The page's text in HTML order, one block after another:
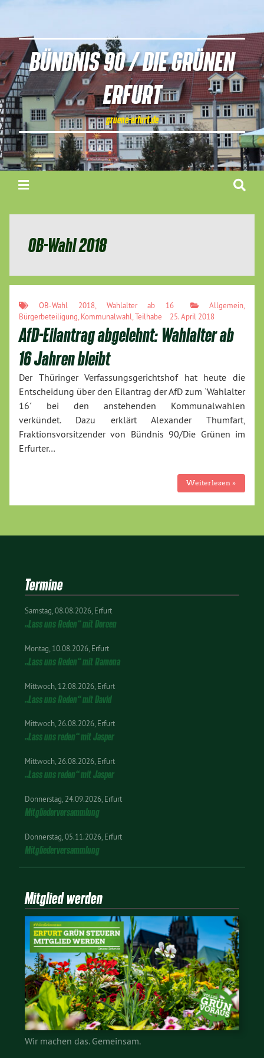
BÜNDNIS 90 / DIE GRÜNEN
ERFURT
gruene-erfurt.de
OB-Wahl 2018
OB-Wahl 2018, Wahlalter ab 16 Allgemein,
Bürgerbeteiligung, Kommunalwahl,Teilhabe 25. April 2018
AfD-Eilantrag abgelehnt: Wahlalter ab
16 Jahren bleibt
Der Thüringer Verfassungsgerichtshof hat heute die
Entscheidung über den Eilantrag der AfD zum `Wahlalter
16´ bei den anstehenden Kommunalwahlen
verkündet. Dazu erklärt Alexander Thumfart,
Fraktionsvorsitzender von Bündnis 90/Die Grünen im
Erfurter…
Weiterlesen »
Termine
Samstag 08.08.2026 Erfurt
„Lass uns Reden“ mit Doreen
Montag 10.08.2026 Erfurt
„Lass uns Reden“ mit Ramona
Mittwoch 12.08.2026 Erfurt
„Lass uns Reden“ mit David
Mittwoch 26.08.2026 Erfurt
„Lass uns reden“ mit Jasper
Mittwoch 26.08.2026 Erfurt
„Lass uns reden“ mit Jasper
Donnerstag 24.09.2026 Erfurt
Mitgliederversammlung
Donnerstag 05.11.2026 Erfurt
Mitgliederversammlung
Mitglied werden
Wir machen das. Gemeinsam.